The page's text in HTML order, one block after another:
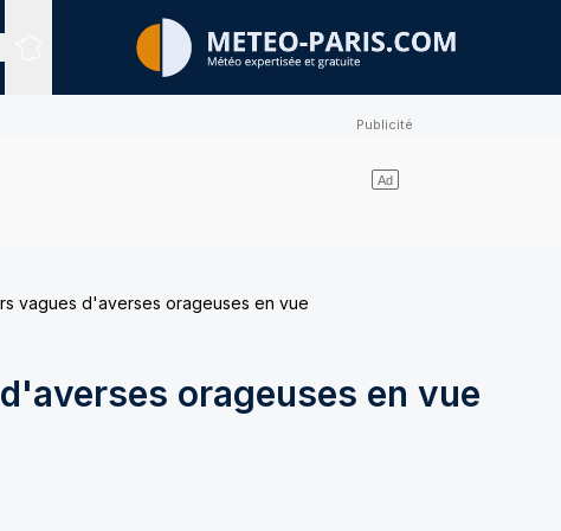
Sites expertisés
vagues d'averses orageuses en vue
orageuses en vue